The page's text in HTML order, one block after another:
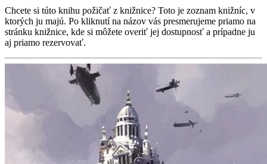
Chcete si túto knihu požičať z knižnice? Toto je zoznam knižníc, v
ktorých ju majú. Po kliknutí na názov vás presmerujeme priamo na
stránku knižnice, kde si môžete overiť jej dostupnosť a prípadne ju
aj priamo rezervovať.